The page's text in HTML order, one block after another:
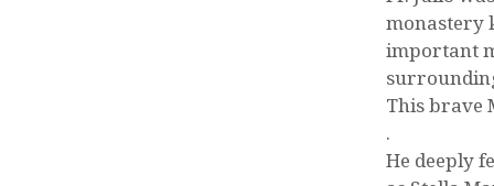
monastery
important
This brave
.
He deeply